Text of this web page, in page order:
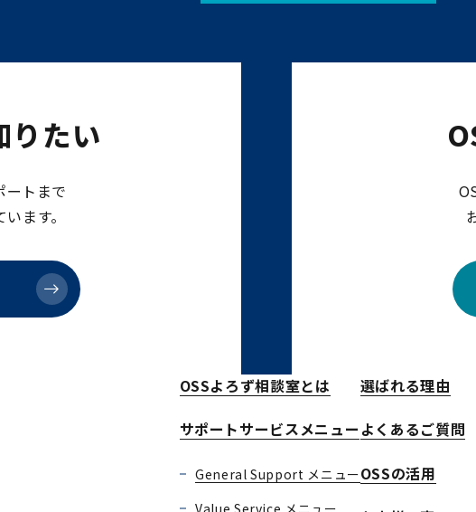
りたい
ートまで
ます。
OSSよろず相談室とは
サポートサービスメニュー
General Support メニュー
Value Service メニュー
選ばれる理由
よくあるご質問
OSSの活用